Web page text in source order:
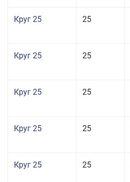
Круг 25 25
Круг 25 25
Круг 25 25
Круг 25 25
Круг 25 25